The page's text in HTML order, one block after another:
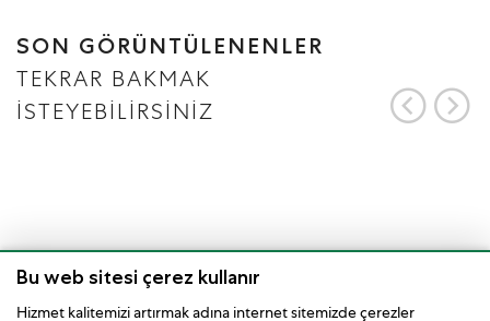
SON GÖRÜNTÜLENENLER
TEKRAR BAKMAK
İSTEYEBİLİRSİNİZ
Bu web sitesi çerez kullanır
Hizmet kalitemizi artırmak adına internet sitemizde çerezler